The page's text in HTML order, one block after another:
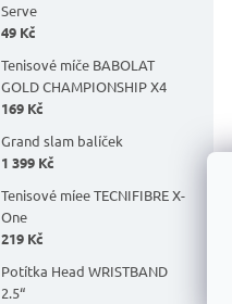
Serve
49 Kč
Tenisové míče BABOLAT
GOLD CHAMPIONSHIP X4
169 Kč
Grand slam balíček
1 399 Kč
Tenisové míee TECNIFIBRE X-
One
219 Kč
Potítka Head WRISTBAND
2.5“